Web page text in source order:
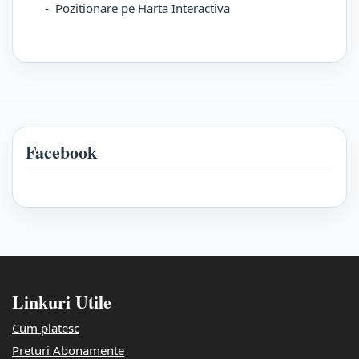
- Pozitionare pe Harta Interactiva
Facebook
Linkuri Utile
Cum platesc
Preturi Abonamente